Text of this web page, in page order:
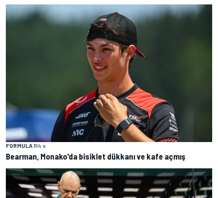
FORMULA 114 s
Bearman, Monako'da bisiklet dükkanı ve kafe açmış